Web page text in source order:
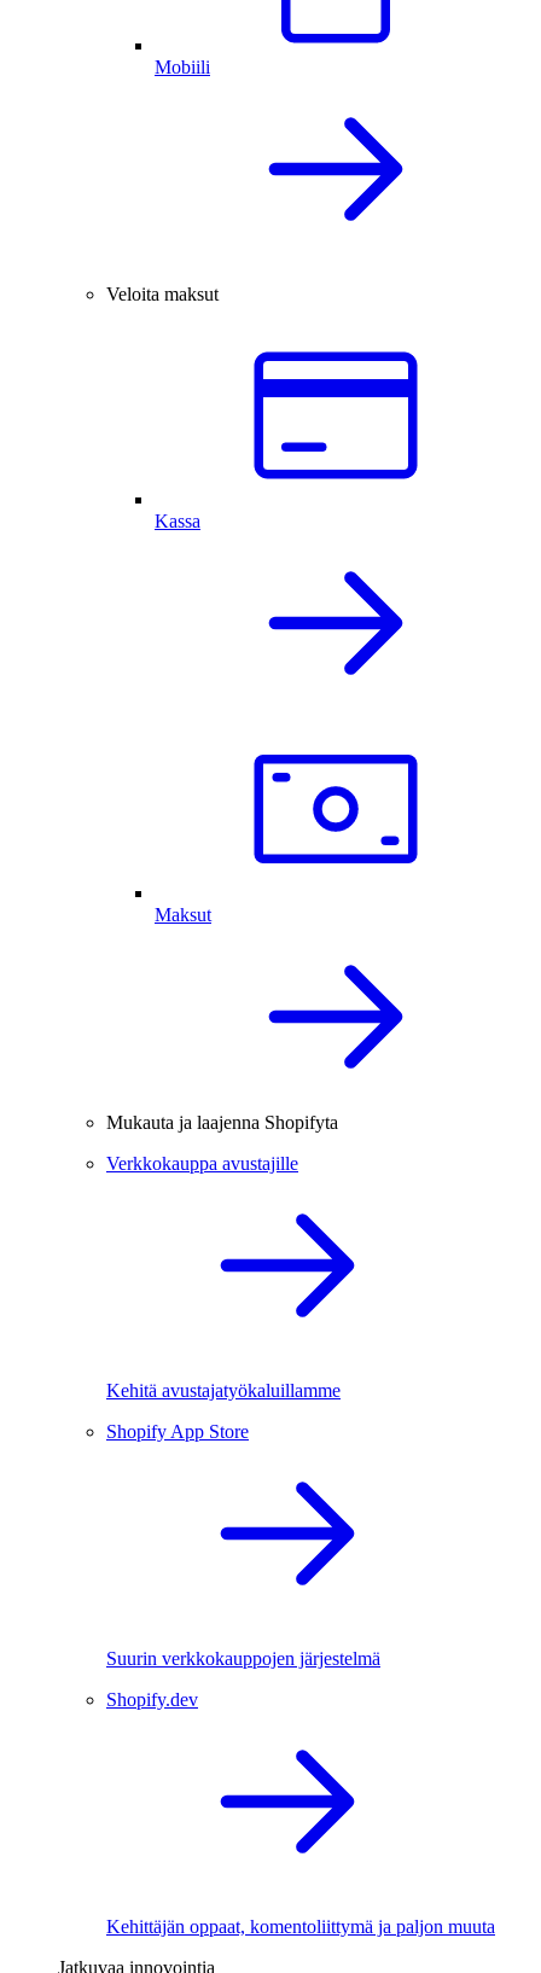
Mobiili
Veloita maksut
Kassa
Maksut
Mukauta ja laajenna Shopifyta
Verkkokauppa avustajille
Kehitä avustajatyökaluillamme
Shopify App Store
Suurin verkkokauppojen järjestelmä
Shopify.dev
Kehittäjän oppaat, komentoliittymä ja paljon muuta
Jatkuvaa innovointia